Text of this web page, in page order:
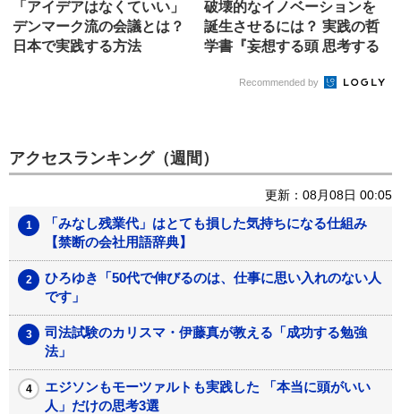
「アイデアはなくていい」
デンマーク流の会議とは？
日本で実践する方法
破壊的なイノベーションを
誕生させるには？ 実践の哲
学書『妄想する頭 思考する
Recommended by
アクセスランキング（週間）
更新：08月08日 00:05
「みなし残業代」はとても損した気持ちになる仕組み
【禁断の会社用語辞典】
ひろゆき「50代で伸びるのは、仕事に思い入れのない人
です」
司法試験のカリスマ・伊藤真が教える「成功する勉強
法」
エジソンもモーツァルトも実践した 「本当に頭がいい
人」だけの思考3選